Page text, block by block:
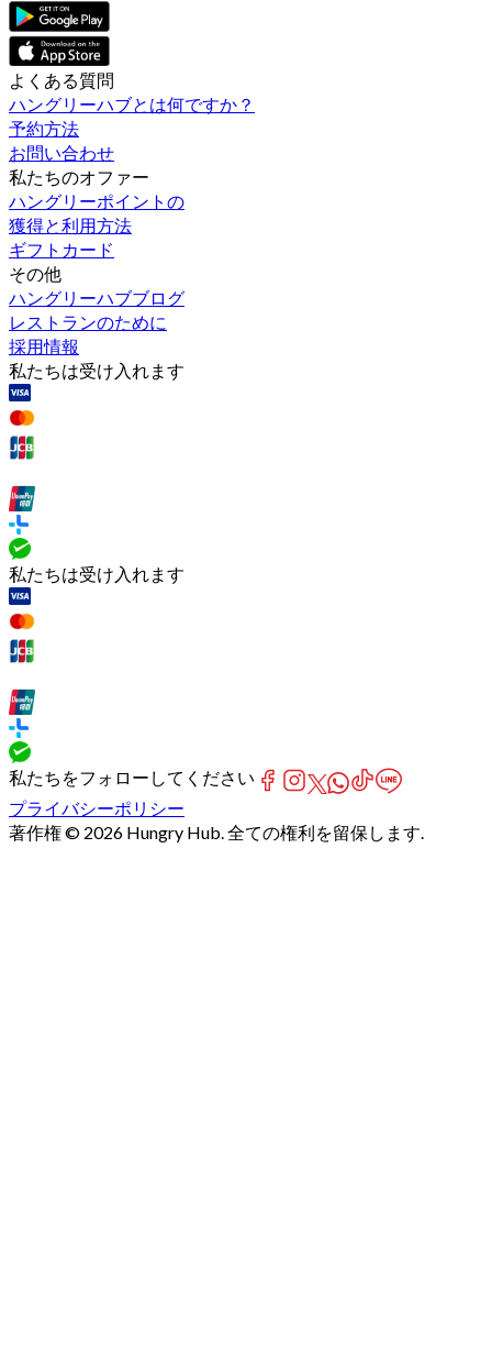
よくある質問
ハングリーハブとは何ですか？
予約方法
お問い合わせ
私たちのオファー
ハングリーポイントの
獲得と利用方法
ギフトカード
その他
ハングリーハブブログ
レストランのために
採用情報
私たちは受け入れます
私たちは受け入れます
私たちをフォローしてください
プライバシーポリシー
著作権 © 2026 Hungry Hub. 全ての権利を留保します.